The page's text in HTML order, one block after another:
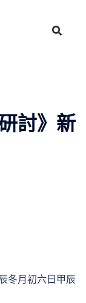
討》新
冬月初六日甲辰